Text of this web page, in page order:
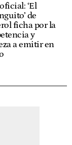
‘El
de
ficha por la
y
a emitir en